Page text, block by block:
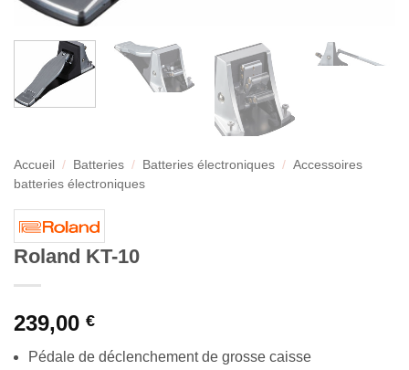
Accueil / Batteries / Batteries électroniques / Accessoires
batteries électroniques
Roland KT-10
239,00 €
Pédale de déclenchement de grosse caisse